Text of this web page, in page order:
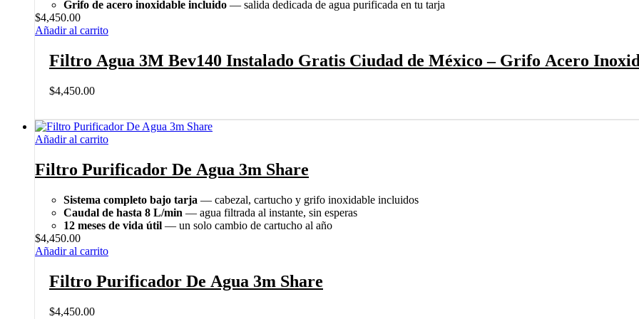
Grifo de acero inoxidable incluido — salida dedicada de agua purificada en tu tarja
$4,450.00
Añadir al carrito
Filtro Agua 3M Bev140 Instalado Gratis Ciudad de México – Grifo Acero
$4,450.00
Añadir al carrito
Filtro Purificador De Agua 3m Share
Sistema completo bajo tarja — cabezal, cartucho y grifo inoxidable incluidos
Caudal de hasta 8 L/min — agua filtrada al instante, sin esperas
12 meses de vida útil — un solo cambio de cartucho al año
$4,450.00
Añadir al carrito
Filtro Purificador De Agua 3m Share
$4,450.00